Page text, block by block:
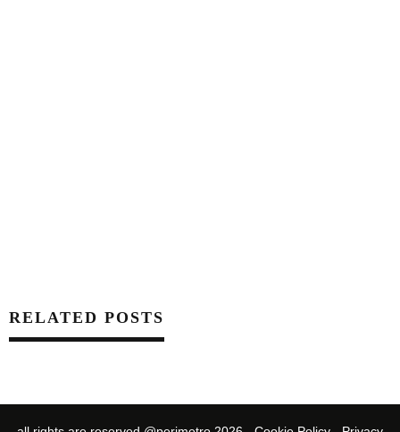
RELATED POSTS